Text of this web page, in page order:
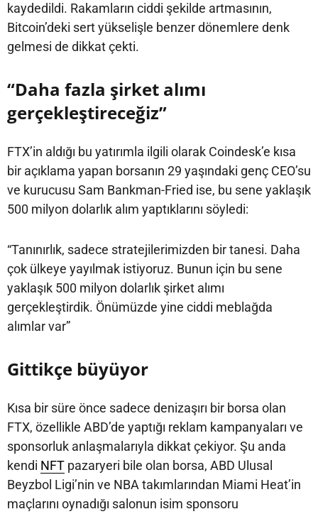
kaydedildi. Rakamların ciddi şekilde artmasının,
Bitcoin’deki sert yükselişle benzer dönemlere denk
gelmesi de dikkat çekti.
“Daha fazla şirket alımı
gerçekleştireceğiz”
FTX’in aldığı bu yatırımla ilgili olarak Coindesk’e kısa
bir açıklama yapan borsanın 29 yaşındaki genç CEO’su
ve kurucusu Sam Bankman-Fried ise, bu sene yaklaşık
500 milyon dolarlık alım yaptıklarını söyledi:
“Tanınırlık, sadece stratejilerimizden bir tanesi. Daha
çok ülkeye yayılmak istiyoruz. Bunun için bu sene
yaklaşık 500 milyon dolarlık şirket alımı
gerçekleştirdik. Önümüzde yine ciddi meblağda
alımlar var”
Gittikçe büyüyor
Kısa bir süre önce sadece denizaşırı bir borsa olan
FTX, özellikle ABD’de yaptığı reklam kampanyaları ve
sponsorluk anlaşmalarıyla dikkat çekiyor. Şu anda
kendi NFT pazaryeri bile olan borsa, ABD Ulusal
Beyzbol Ligi’nin ve NBA takımlarından Miami Heat’in
maçlarını oynadığı salonun isim sponsoru